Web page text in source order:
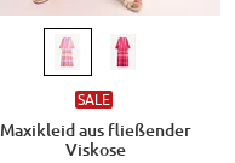
SALE
Maxikleid aus fließender
Viskose